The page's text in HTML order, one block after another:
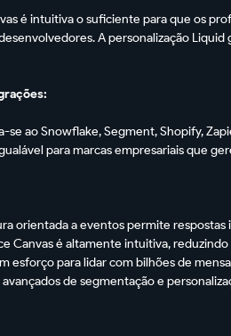
é intuitiva o suficiente para que os
A personalização
se ao Snowflake, Segment, Shopify,
para marcas empresariais que
orientada a eventos permite respostas
Canvas é altamente intuitiva,
esforço para lidar com bilhões de
avançados de segmentação e